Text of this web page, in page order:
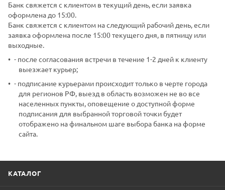
Банк свяжется с клиентом в текущий день, если заявка
оформлена до 15:00.
Банк свяжется с клиентом на следующий рабочий день, если
заявка оформлена после 15:00 текущего дня, в пятницу или
выходные.
- после согласования встречи в течение 1-2 дней к клиенту
выезжает курьер;
- подписание курьерами происходит только в черте города
для регионов РФ, выезд в область возможен не во все
населенных пункты, оповещение о доступной форме
подписания для выбранной торговой точки будет
отображено на финальном шаге выбора банка на форме
сайта.
КАТАЛОГ